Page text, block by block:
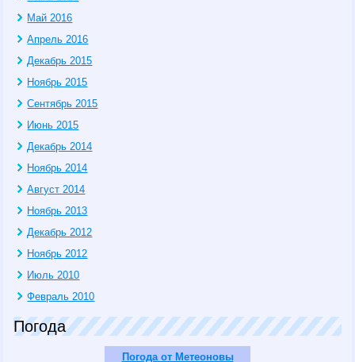
Май 2016
Апрель 2016
Декабрь 2015
Ноябрь 2015
Сентябрь 2015
Июнь 2015
Декабрь 2014
Ноябрь 2014
Август 2014
Ноябрь 2013
Декабрь 2012
Ноябрь 2012
Июль 2010
Февраль 2010
Погода
Погода от Метеоновы